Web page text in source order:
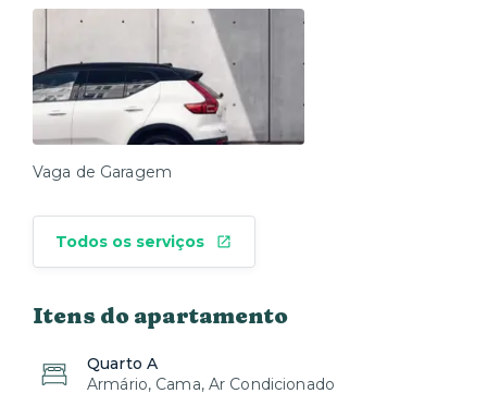
Vaga de Garagem
Todos os serviços
Itens do apartamento
Quarto A
Armário, Cama, Ar Condicionado